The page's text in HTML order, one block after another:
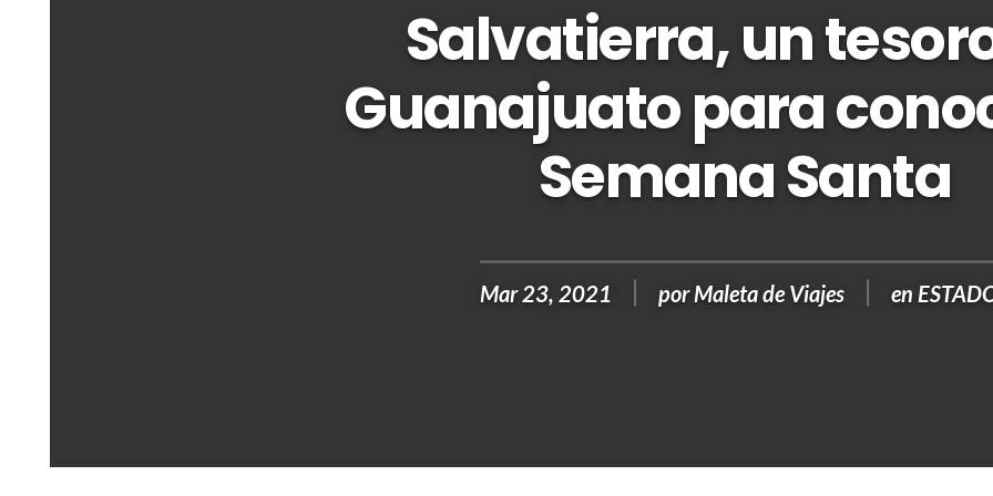
Salvatierra, un
Guanajuato para
Semana Santa
Mar 23, 2021 por Maleta de Viajes en